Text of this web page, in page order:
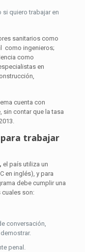
quiero trabajar en
sanitarios como
como ingenieros;
como
en
cuenta con
sin contar que la tasa
trabajar
el país utiliza un
en inglés), y para
debe cumplir una
son:
conversación,
penal.